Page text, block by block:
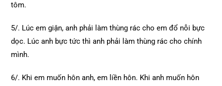
tôm.
5/. Lúc em giận, anh phải làm thùng rác cho em đổ nỗi bực
dọc. Lúc anh bực tức thì anh phải làm thùng rác cho chính
mình.
6/. Khi em muốn hôn anh, em liền hôn. Khi anh muốn hôn